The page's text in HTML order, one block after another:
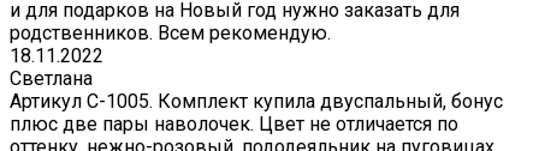
и для подарков на Новый год нужно заказать для
родственников. Всем рекомендую.
18.11.2022
Светлана
Артикул С-1005. Комплект купила двуспальный, бонус
плюс две пары наволочек. Цвет не отличается по